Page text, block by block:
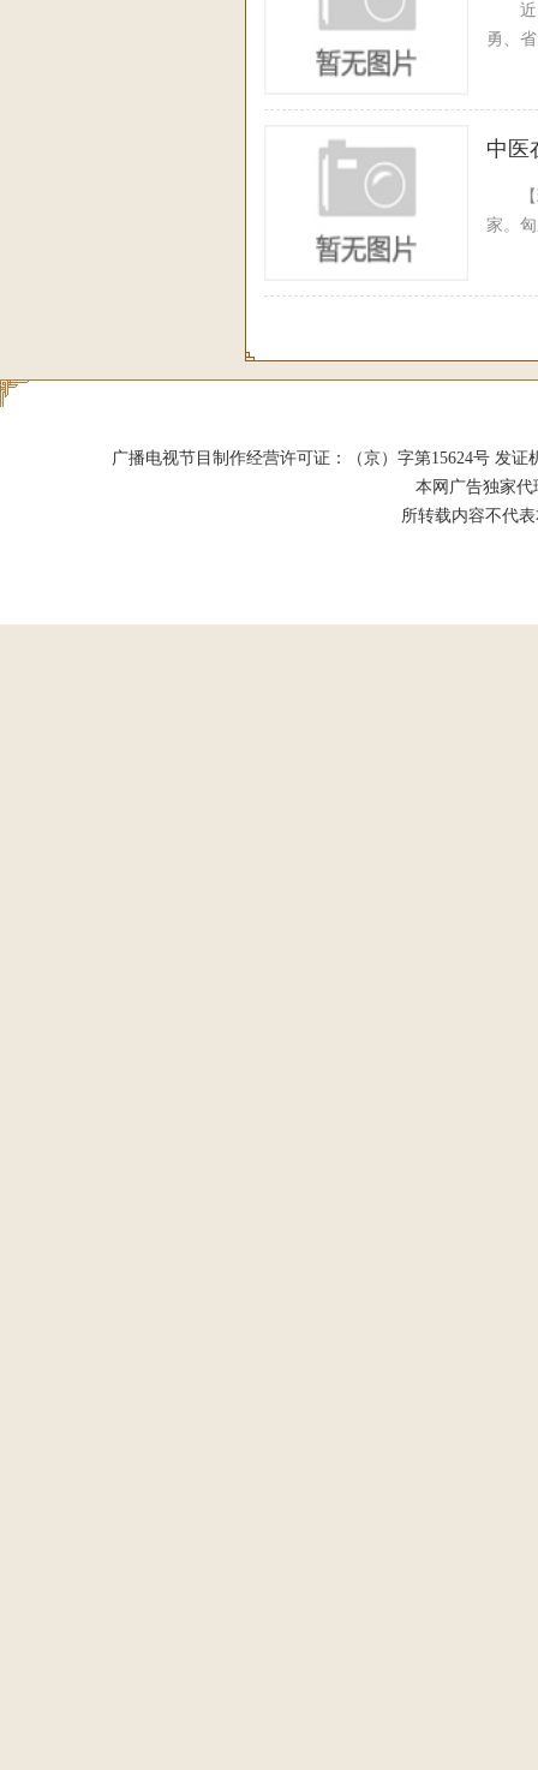
近日
勇、
中医
【环
家。
广播电视节目制作经营许可证：（京）字第15624号 发证
本网广告独家
所转载内容不代